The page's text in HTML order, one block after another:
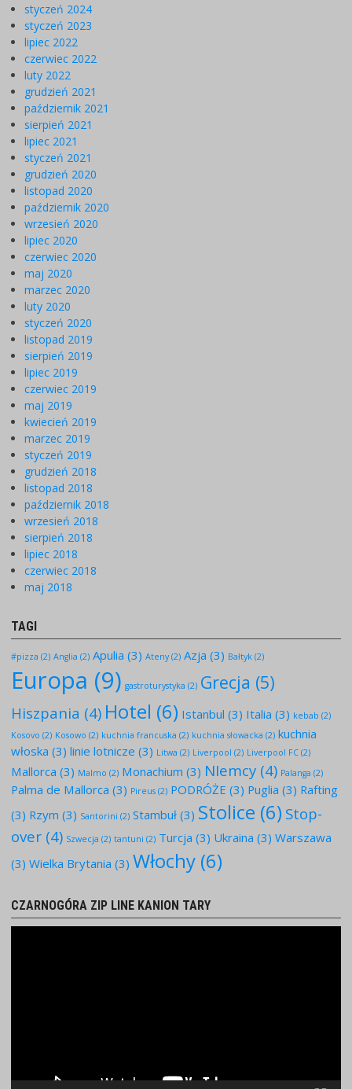
styczeń 2024
styczeń 2023
lipiec 2022
czerwiec 2022
luty 2022
grudzień 2021
październik 2021
sierpień 2021
lipiec 2021
styczeń 2021
grudzień 2020
listopad 2020
październik 2020
wrzesień 2020
lipiec 2020
czerwiec 2020
maj 2020
marzec 2020
luty 2020
styczeń 2020
listopad 2019
sierpień 2019
lipiec 2019
czerwiec 2019
maj 2019
kwiecień 2019
marzec 2019
styczeń 2019
grudzień 2018
listopad 2018
październik 2018
wrzesień 2018
sierpień 2018
lipiec 2018
czerwiec 2018
maj 2018
TAGI
#pizza (2) Anglia (2) Apulia (3) Ateny(2) Azja (3) Bałtyk (2)
Europa (9) gastroturystyka (2) Grecja (5)
Hiszpania (4) Hotel (6) Istanbul (3) Italia (3) kebab (2)
Kosovo (2) Kosowo (2) kuchnia francuska (2) kuchnia słowacka (2) kuchnia
włoska (3) linie lotnicze (3) Litwa (2) Liverpool (2) Liverpool FC (2)
Mallorca (3) Malmo (2) Monachium (3) NIemcy (4) Palanga (2)
Palma de Mallorca (3) Pireus (2) PODRÓŻE (3) Puglia (3) Rafting
(3) Rzym (3) Santorini (2) Stambuł (3) Stolice (6) Stop-
over (4) Szwecja (2) tantuni (2) Turcja (3) Ukraina (3) Warszawa
(3) Wielka Brytania (3) Włochy (6)
CZARNOGÓRA ZIP LINE KANION TARY